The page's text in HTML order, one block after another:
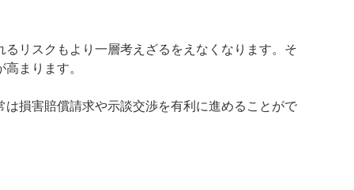
リスクもより一層考えざるをえなくなります。そ
まります。
損害賠償請求や示談交渉を有利に進めることがで